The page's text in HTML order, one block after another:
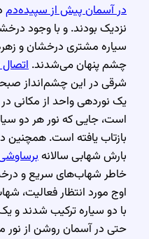
در آسمان پیش از سپیده‌دم
نزدیک بودند. و با وجود
سیاره مشتری درخشان و
چشم پنهان می‌شدند.
شرقی در این چشم‌انداز
یک نوردهی واحد از مکانی
است، جایی که نور هر دو
بازتاب یافته است. همچنین
بارش شهابی سالانه
خاطر شهاب‌های سریع و
اوج مورد انتظار فعالیت،
با دو سیاره ترکیب شدند و
حتی در آسمان روشن از نور